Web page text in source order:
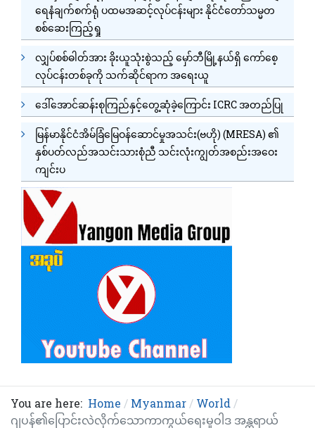
ရေနံချက်စက်ရုံ ပထမအဆင့်လုပ်ငန်းများ နိုင်ငံတော်သမ္မတ
စစ်ဆေးကြည့်ရှု
လျှပ်စစ်ဓါတ်အား ခိုးယူသုံးစွဲသည့် မှော်ဘီမြို့နယ်ရှိ ကော်စေ့
လုပ်ငန်းတစ်ခုကို သက်ဆိုင်ရာက အရေးယူ
ဒေါ်အောင်ဆန်းစုကြည်နှင့်တွေ့ဆုံခဲ့ကြောင်း ICRC အတည်ပြု
မြန်မာနိုင်ငံအိမ်ခြံမြေဝန်ဆောင်မှုအသင်း(ဗဟို) (MRESA) ၏
နှစ်ပတ်လည်အသင်းသားစုံညီ သင်းလုံးကျွတ်အစည်းအဝေး
ကျင်းပ
You are here: Home Myanmar
World
ဂျပန်၏ပြောင်းလဲလိုက်သောကာကွယ်ရေးမူဝါဒ အန္တရာယ်